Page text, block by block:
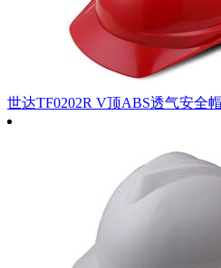
世达TF0202R V顶ABS透气安全